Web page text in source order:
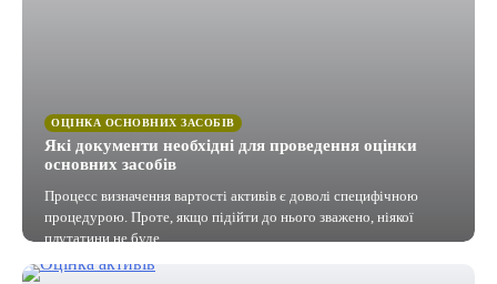
ОЦІНКА ОСНОВНИХ ЗАСОБІВ
Які документи необхідні для проведення оцінки
основних засобів
Процесс визначення вартості активів є доволі специфічною
процедурою. Проте, якщо підійти до нього зважено, ніякої
плутатини не буде.